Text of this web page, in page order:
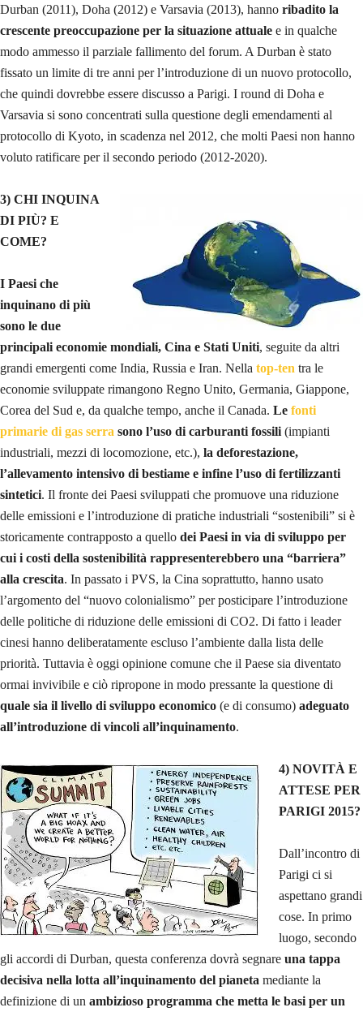
Durban (2011), Doha (2012) e Varsavia (2013), hanno ribadito la
crescente preoccupazione per la situazione attuale e in qualche
modo ammesso il parziale fallimento del forum. A Durban è stato
fissato un limite di tre anni per l’introduzione di un nuovo protocollo,
che quindi dovrebbe essere discusso a Parigi. I round di Doha e
Varsavia si sono concentrati sulla questione degli emendamenti al
protocollo di Kyoto, in scadenza nel 2012, che molti Paesi non hanno
voluto ratificare per il secondo periodo (2012-2020).
3) CHI INQUINA
DI PIÙ? E
COME?
I Paesi che
inquinano di più
sono le due
principali economie mondiali, Cina e Stati Uniti, seguite da altri
grandi emergenti come India, Russia e Iran. Nella top-ten tra le
economie sviluppate rimangono Regno Unito, Germania, Giappone,
Corea del Sud e, da qualche tempo, anche il Canada. Le fonti
primarie di gas serra sono l’uso di carburanti fossili (impianti
industriali, mezzi di locomozione, etc.), la deforestazione,
l’allevamento intensivo di bestiame e infine l’uso di fertilizzanti
sintetici. Il fronte dei Paesi sviluppati che promuove una riduzione
delle emissioni e l’introduzione di pratiche industriali “sostenibili” si è
storicamente contrapposto a quello dei Paesi in via di sviluppo per
cui i costi della sostenibilità rappresenterebbero una “barriera”
alla crescita. In passato i PVS, la Cina soprattutto, hanno usato
l’argomento del “nuovo colonialismo” per posticipare l’introduzione
delle politiche di riduzione delle emissioni di CO2. Di fatto i leader
cinesi hanno deliberatamente escluso l’ambiente dalla lista delle
priorità. Tuttavia è oggi opinione comune che il Paese sia diventato
ormai invivibile e ciò ripropone in modo pressante la questione di
quale sia il livello di sviluppo economico (e di consumo) adeguato
all’introduzione di vincoli all’inquinamento.
4) NOVITÀ E
ATTESE PER
PARIGI 2015?
Dall’incontro di
Parigi ci si
aspettano grandi
cose. In primo
luogo, secondo
gli accordi di Durban, questa conferenza dovrà segnare una tappa
decisiva nella lotta all’inquinamento del pianeta mediante la
definizione di un ambizioso programma che metta le basi per un